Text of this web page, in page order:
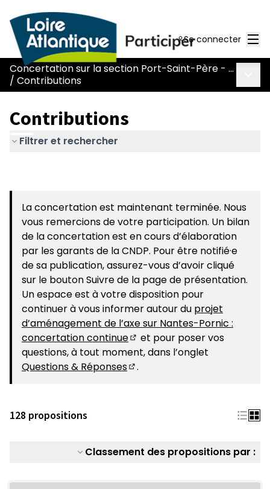
Se connecter
Concertation sur la section Port-Saint-Père - Le Pont Béranger de la route Nantes-Pornic
/ Contributions
Contributions
Filtrer et rechercher
La concertation est maintenant terminée. Nous
vous remercions de votre participation. Un bilan
de la concertation est en cours d’élaboration
par les garants de la CNDP. Pour être notifié·e
de sa publication, assurez-vous d’avoir cliqué
sur le bouton Suivre de la page de présentation.
Un espace est à votre disposition pour
continuer à vous informer autour du projet
d’aménagement de l’axe sur Nantes-Pornic :
concertation continue
(S'ouvre dans un nouvel
et pour poser vos
questions, à tout moment, dans l’onglet
Questions & Réponses
.
128 propositions
Classement des propositions par :